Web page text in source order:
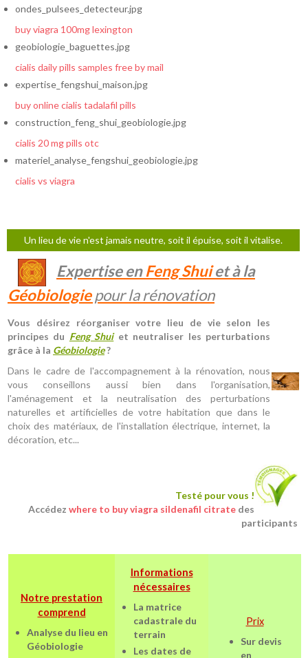
ondes_pulsees_detecteur.jpg
buy viagra 100mg lexington
geobiologie_baguettes.jpg
cialis daily pills samples free by mail
expertise_fengshui_maison.jpg
buy online cialis tadalafil pills
construction_feng_shui_geobiologie.jpg
cialis 20 mg pills otc
materiel_analyse_fengshui_geobiologie.jpg
cialis vs viagra
Un lieu de vie n'est jamais neutre, soit il épuise, soit il vitalise.
Expertise enFeng Shui et à la
Géobiologiepour la rénovation
Vous désirez réorganiser votre lieu de vie selon les
principes du Feng Shuiet neutraliser les perturbations
grâce à la Géobiologie?
Dans le cadre de l'accompagnement à la rénovation, nous
vous conseillons aussi bien dans l'organisation,
l'aménagement et la neutralisation des perturbations
naturelles et artificielles de votre habitation que dans le
choix des matériaux, de l'installation électrique, internet, la
décoration, etc...
Testé pour vous !
Accédez where to buy viagra sildenafil citrate des
participants
Notre prestation
comprend
Analyse du lieu en
Géobiologie
Informations
nécessaires
La matrice
cadastrale du
terrain
Les dates de
Prix
Sur devis
en